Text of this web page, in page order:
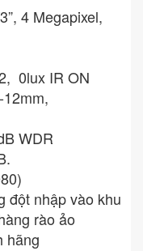
4 Megapixel,
, 0lux IR ON
WDR
đột nhập vào khu
rào ảo
hãng